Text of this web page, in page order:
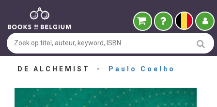
DE ALCHEMIST - Paulo Coelho